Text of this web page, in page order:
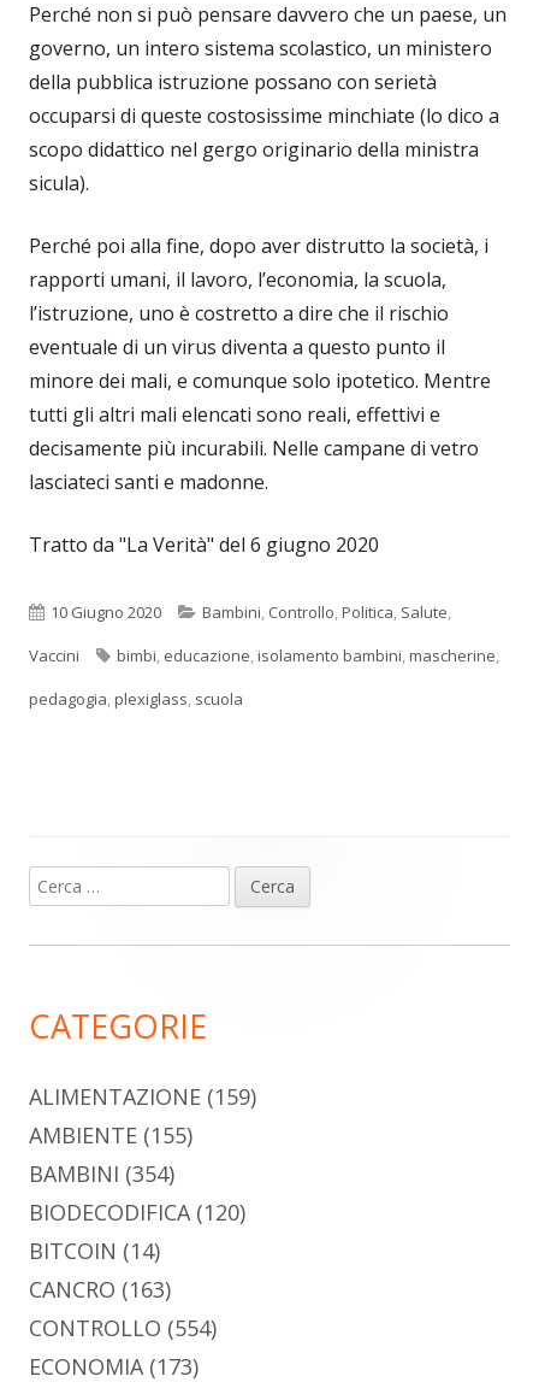
Perché non si può pensare davvero che un paese, un
governo, un intero sistema scolastico, un ministero
della pubblica istruzione possano con serietà
occuparsi di queste costosissime minchiate (lo dico a
scopo didattico nel gergo originario della ministra
sicula).
Perché poi alla fine, dopo aver distrutto la società, i
rapporti umani, il lavoro, l’economia, la scuola,
l’istruzione, uno è costretto a dire che il rischio
eventuale di un virus diventa a questo punto il
minore dei mali, e comunque solo ipotetico. Mentre
tutti gli altri mali elencati sono reali, effettivi e
decisamente più incurabili. Nelle campane di vetro
lasciateci santi e madonne.
Tratto da "La Verità" del 6 giugno 2020
Pubblicato
10 Giugno 2020 Categorie
Bambini, Controllo,Politica, Salute,
Vaccini
Tag
bimbi, educazione,isolamento bambini,mascherine,
pedagogia,plexiglass, scuola
Barra
laterale
Ricerca
per:
CATEGORIE
ALIMENTAZIONE (159)
AMBIENTE (155)
BAMBINI (354)
BIODECODIFICA(120)
BITCOIN (14)
CANCRO (163)
CONTROLLO (554)
ECONOMIA(173)